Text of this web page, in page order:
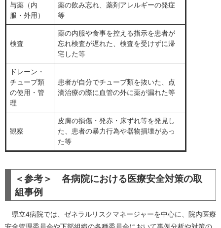
与薬（内
服・外用）
薬の飲み忘れ、薬剤アレルギーの発症
等
検査
薬の内服や食事を控える指示を患者が
忘れ検査が遅れた、検査を受けずに帰
宅した等
ドレーン・
チューブ類
の使用・管
理
患者が自分でチューブ類を抜いた、点
滴治療の際に血管の外に薬が漏れた等
観察
皮膚の損傷・発赤・床ずれ等を発見し
た、患者の暴力行為や器物損壊があっ
た等
＜参考＞ 各病院における医療安全対策の取
組事例
県立4病院では、ゼネラルリスクマネージャーを中心に、院内医療